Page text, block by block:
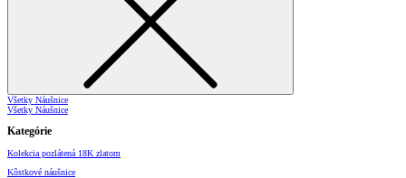
Všetky Náušnice
Všetky Náušnice
Kategórie
Kolekcia pozlátená 18K zlatom
Kôstkové náušnice